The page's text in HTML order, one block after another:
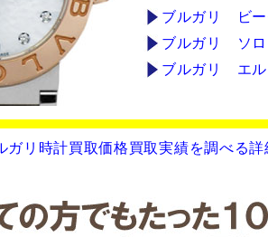
ブルガリ ビ
ブルガリ ソ
ブルガリ エ
ガリ時計買取価格買取実績を調べる